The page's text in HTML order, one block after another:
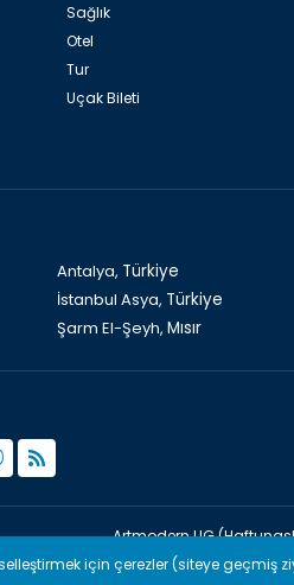
Sağlık
Otel
Tur
Uçak Bileti
Antalya, Türkiye
İstanbul Asya, Türkiye
Şarm El-Şeyh, Mısır
Artmodern UG
TOURWİX & Venovas
için çerezler (siteye geçmiş